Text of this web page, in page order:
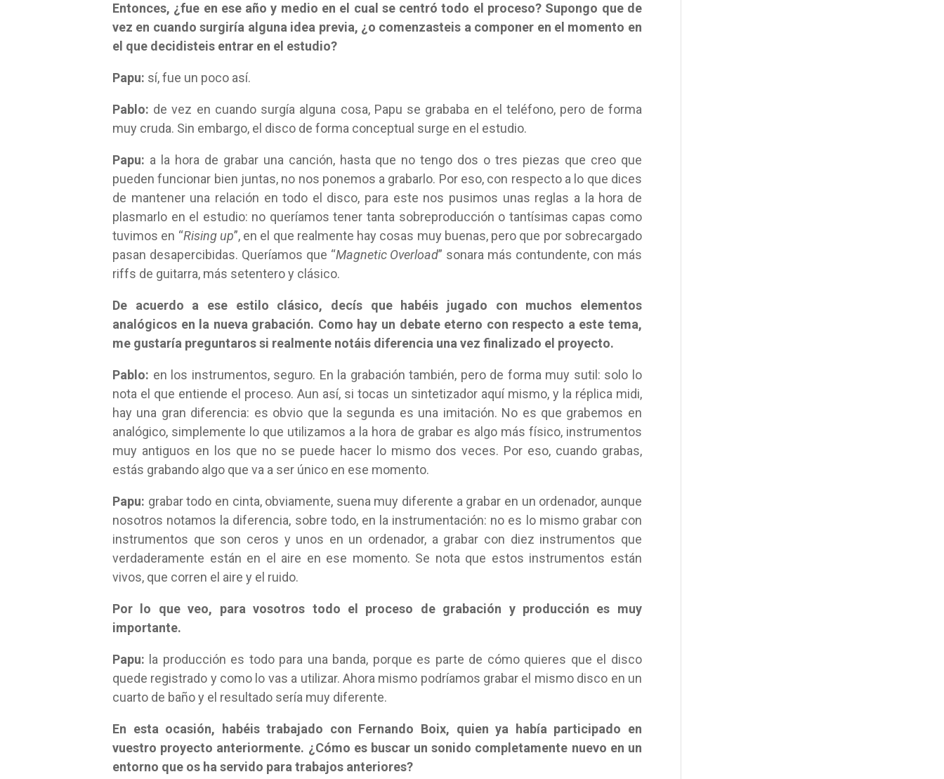
Entonces, ¿fue en ese año y medio en el cual se centró todo el proceso? Supongo que de
vez en cuando surgiría alguna idea previa, ¿o comenzasteis a componer en el momento en
el que decidisteis entrar en el estudio?
Papu: sí, fue un poco así.
Pablo: de vez en cuando surgía alguna cosa, Papu se grababa en el teléfono, pero de forma
muy cruda. Sin embargo, el disco de forma conceptual surge en el estudio.
Papu: a la hora de grabar una canción, hasta que no tengo dos o tres piezas que creo que
pueden funcionar bien juntas, no nos ponemos a grabarlo. Por eso, con respecto a lo que dices
de mantener una relación en todo el disco, para este nos pusimos unas reglas a la hora de
plasmarlo en el estudio: no queríamos tener tanta sobreproducción o tantísimas capas como
tuvimos en “Rising up”, en el que realmente hay cosas muy buenas, pero que por sobrecargado
pasan desapercibidas. Queríamos que “Magnetic Overload” sonara más contundente, con más
riffs de guitarra, más setentero y clásico.
De acuerdo a ese estilo clásico, decís que habéis jugado con muchos elementos
analógicos en la nueva grabación. Como hay un debate eterno con respecto a este tema,
me gustaría preguntaros si realmente notáis diferencia una vez finalizado el proyecto.
Pablo: en los instrumentos, seguro. En la grabación también, pero de forma muy sutil: solo lo
nota el que entiende el proceso. Aun así, si tocas un sintetizador aquí mismo, y la réplica midi,
hay una gran diferencia: es obvio que la segunda es una imitación. No es que grabemos en
analógico, simplemente lo que utilizamos a la hora de grabar es algo más físico, instrumentos
muy antiguos en los que no se puede hacer lo mismo dos veces. Por eso, cuando grabas,
estás grabando algo que va a ser único en ese momento.
Papu: grabar todo en cinta, obviamente, suena muy diferente a grabar en un ordenador, aunque
nosotros notamos la diferencia, sobre todo, en la instrumentación: no es lo mismo grabar con
instrumentos que son ceros y unos en un ordenador, a grabar con diez instrumentos que
verdaderamente están en el aire en ese momento. Se nota que estos instrumentos están
vivos, que corren el aire y el ruido.
Por lo que veo, para vosotros todo el proceso de grabación y producción es muy
importante.
Papu: la producción es todo para una banda, porque es parte de cómo quieres que el disco
quede registrado y como lo vas a utilizar. Ahora mismo podríamos grabar el mismo disco en un
cuarto de baño y el resultado sería muy diferente.
En esta ocasión, habéis trabajado con Fernando Boix, quien ya había participado en
vuestro proyecto anteriormente. ¿Cómo es buscar un sonido completamente nuevo en un
entorno que os ha servido para trabajos anteriores?